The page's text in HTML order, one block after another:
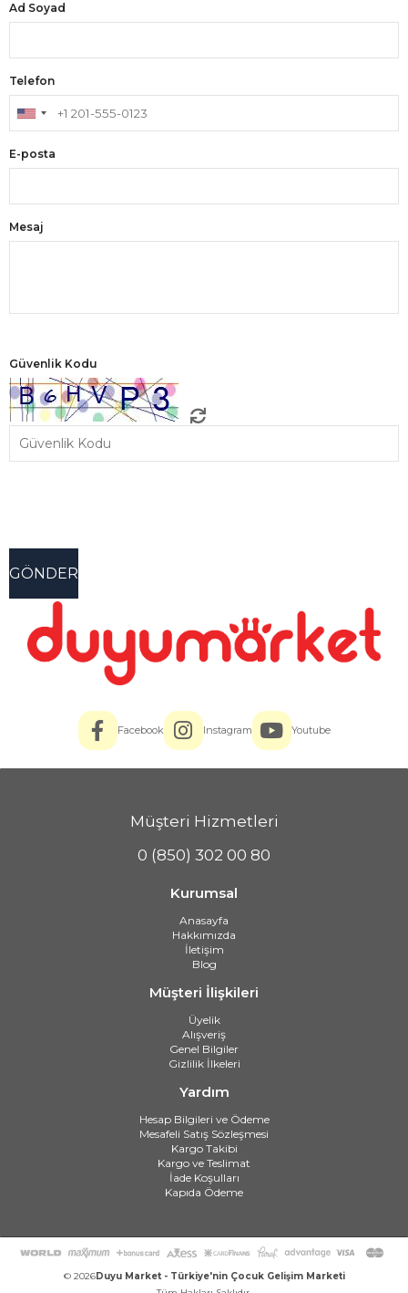
Ad Soyad
Telefon
E-posta
Mesaj
Güvenlik Kodu
Facebook Instagram Youtube
Müşteri Hizmetleri
0 (850) 302 00 80
Kurumsal
Anasayfa
Hakkımızda
İletişim
Blog
Müşteri İlişkileri
Üyelik
Alışveriş
Genel Bilgiler
Gizlilik İlkeleri
Yardım
Hesap Bilgileri ve Ödeme
Mesafeli Satış Sözleşmesi
Kargo Takibi
Kargo ve Teslimat
İade Koşulları
Kapıda Ödeme
© 2026Duyu Market - Türkiye'nin Çocuk Gelişim Marketi